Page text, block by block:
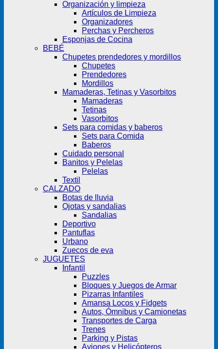
Organización y limpieza
Artículos de Limpieza
Organizadores
Perchas y Percheros
Esponjas de Cocina
BEBÉ
Chupetes prendedores y mordillos
Chupetes
Prendedores
Mordillos
Mamaderas, Tetinas y Vasorbitos
Mamaderas
Tetinas
Vasorbitos
Sets para comidas y baberos
Sets para Comida
Baberos
Cuidado personal
Banitos y Pelelas
Pelelas
Textil
CALZADO
Botas de lluvia
Ojotas y sandalias
Sandalias
Deportivo
Pantuflas
Urbano
Zuecos de eva
JUGUETES
Infantil
Puzzles
Bloques y Juegos de Armar
Pizarras Infantiles
Amansa Locos y Fidgets
Autos, Ómnibus y Camionetas
Transportes de Carga
Trenes
Parking y Pistas
Aviones y Helicópteros